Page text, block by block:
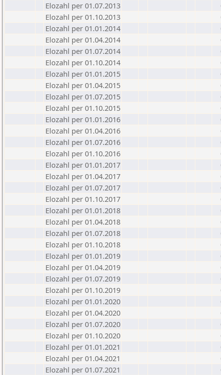
Elozahl per 01.07.2013
Elozahl per 01.10.2013
Elozahl per 01.01.2014
Elozahl per 01.04.2014
Elozahl per 01.07.2014
Elozahl per 01.10.2014
Elozahl per 01.01.2015
Elozahl per 01.04.2015
Elozahl per 01.07.2015
Elozahl per 01.10.2015
Elozahl per 01.01.2016
Elozahl per 01.04.2016
Elozahl per 01.07.2016
Elozahl per 01.10.2016
Elozahl per 01.01.2017
Elozahl per 01.04.2017
Elozahl per 01.07.2017
Elozahl per 01.10.2017
Elozahl per 01.01.2018
Elozahl per 01.04.2018
Elozahl per 01.07.2018
Elozahl per 01.10.2018
Elozahl per 01.01.2019
Elozahl per 01.04.2019
Elozahl per 01.07.2019
Elozahl per 01.10.2019
Elozahl per 01.01.2020
Elozahl per 01.04.2020
Elozahl per 01.07.2020
Elozahl per 01.10.2020
Elozahl per 01.01.2021
Elozahl per 01.04.2021
Elozahl per 01.07.2021